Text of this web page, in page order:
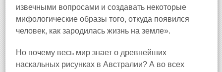
извечными вопросами и создавать некоторые
мифологические образы того, откуда появился
человек, как зародилась жизнь на земле».
Но почему весь мир знает о древнейших
наскальных рисунках в Австралии? А во всех